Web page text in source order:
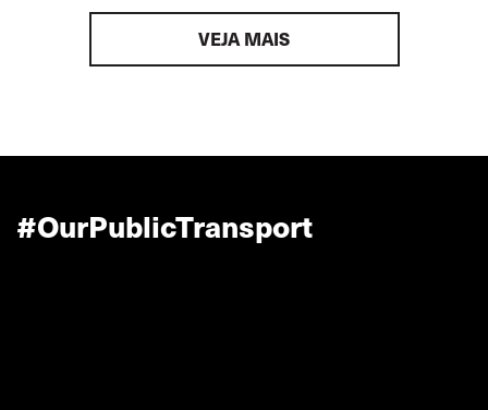
VEJA MAIS
#OurPublicTransport